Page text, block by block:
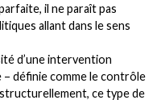
il ne paraît pas
allant dans le sens
d’une intervention
– définie comme le contrôle
ce type de